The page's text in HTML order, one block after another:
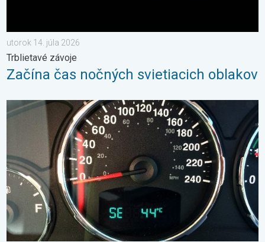
utorok 14. júla 2026
Trblietavé závoje
Začína čas nočných svietiacich oblakov
Je teplota vo vašom aute reálna?. Nenechajte sa oklamať. . .